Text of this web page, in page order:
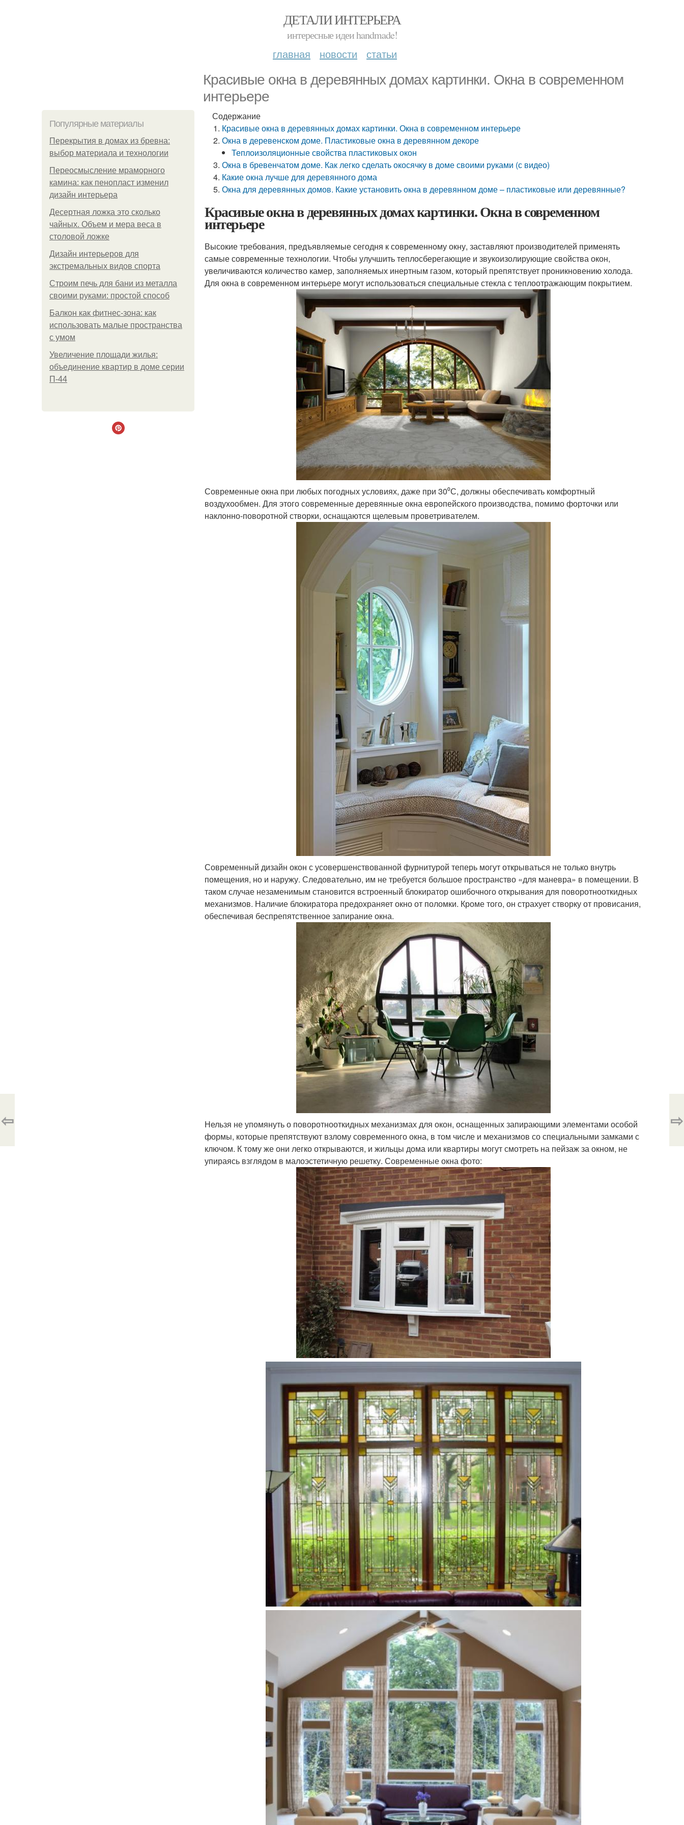
ДЕТАЛИ ИНТЕРЬЕРА
интересные идеи handmade!
главная новости статьи
Красивые окна в деревянных домах картинки. Окна в современном
интерьере
Популярные материалы
Перекрытия в домах из бревна:
выбор материала и технологии
Переосмысление мраморного
камина: как пенопласт изменил
дизайн интерьера
Десертная ложка это сколько
чайных. Объем и мера веса в
столовой ложке
Дизайн интерьеров для
экстремальных видов спорта
Строим печь для бани из металла
своими руками: простой способ
Балкон как фитнес-зона: как
использовать малые пространства
с умом
Увеличение площади жилья:
объединение квартир в доме серии
П-44
Содержание
Красивые окна в деревянных домах картинки. Окна в современном интерьере
Окна в деревенском доме. Пластиковые окна в деревянном декоре
Теплоизоляционные свойства пластиковых окон
Окна в бревенчатом доме. Как легко сделать окосячку в доме своими руками (с видео)
Какие окна лучше для деревянного дома
Окна для деревянных домов. Какие установить окна в деревянном доме – пластиковые или деревянные?
Красивые окна в деревянных домах картинки. Окна в современном
интерьере
Высокие требования, предъявляемые сегодня к современному окну, заставляют производителей применять
самые современные технологии. Чтобы улучшить теплосберегающие и звукоизолирующие свойства окон,
увеличиваются количество камер, заполняемых инертным газом, который препятствует проникновению холода.
Для окна в современном интерьере могут использоваться специальные стекла с теплоотражающим покрытием.
Современные окна при любых погодных условиях, даже при 30⁰С, должны обеспечивать комфортный
воздухообмен. Для этого современные деревянные окна европейского производства, помимо форточки или
наклонно-поворотной створки, оснащаются щелевым проветривателем.
Современный дизайн окон с усовершенствованной фурнитурой теперь могут открываться не только внутрь
помещения, но и наружу. Следовательно, им не требуется большое пространство «для маневра» в помещении. В
таком случае незаменимым становится встроенный блокиратор ошибочного открывания для поворотнооткидных
механизмов. Наличие блокиратора предохраняет окно от поломки. Кроме того, он страхует створку от провисания,
обеспечивая беспрепятственное запирание окна.
Нельзя не упомянуть о поворотнооткидных механизмах для окон, оснащенных запирающими элементами особой
формы, которые препятствуют взлому современного окна, в том числе и механизмов со специальными замками с
ключом. К тому же они легко открываются, и жильцы дома или квартиры могут смотреть на пейзаж за окном, не
упираясь взглядом в малоэстетичную решетку. Современные окна фото:
⇦ ⇨